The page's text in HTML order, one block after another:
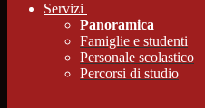
Servizi
Panoramica
Famiglie e studenti
Personale scolastico
Percorsi di studio